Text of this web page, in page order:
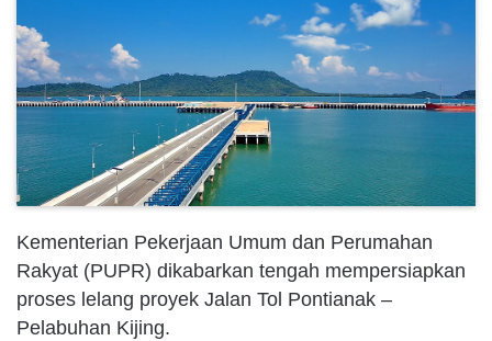
Kementerian Pekerjaan Umum dan Perumahan
Rakyat (PUPR) dikabarkan tengah mempersiapkan
proses lelang proyek Jalan Tol Pontianak –
Pelabuhan Kijing.